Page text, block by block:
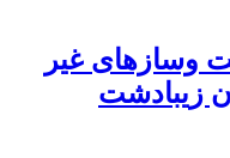
وسازهای غیر
زیبادشت